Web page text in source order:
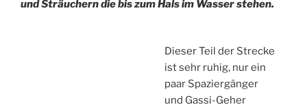
und Sträuchern die bis zum Hals im Wasser stehen.
Dieser Teil der Strecke
ist sehr ruhig, nur ein
paar Spaziergänger
und Gassi-Geher